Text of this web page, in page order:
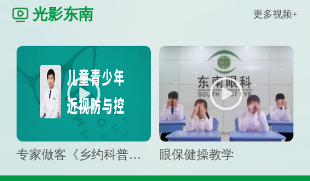
光影东南 更多视频+
专家做客《乡约科普》栏目，预防孩子近视竟然这么“简单” 眼保健操教学